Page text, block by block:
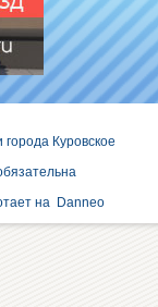
Куровское
на Danneo